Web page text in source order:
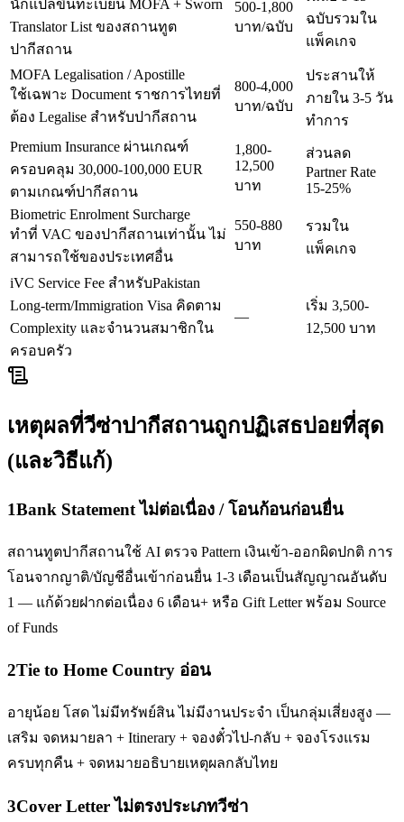
นักแปลขึ้นทะเบียน MOFA + Sworn
Translator List ของสถานทูต
ปากีสถาน
500-1,800
บาท/ฉบับ
ฉบับรวมใน
แพ็คเกจ
MOFA Legalisation / Apostille
ใช้เฉพาะ Document ราชการไทยที่
ต้อง Legalise สำหรับปากีสถาน
800-4,000
บาท/ฉบับ
ประสานให้
ภายใน 3-5 วัน
ทำการ
Premium Insurance ผ่านเกณฑ์
ครอบคลุม 30,000-100,000 EUR
ตามเกณฑ์ปากีสถาน
1,800-
12,500
บาท
ส่วนลด
Partner Rate
15-25%
Biometric Enrolment Surcharge
ทำที่ VAC ของปากีสถานเท่านั้น ไม่
สามารถใช้ของประเทศอื่น
550-880
บาท
รวมใน
แพ็คเกจ
iVC Service Fee สำหรับPakistan
Long-term/Immigration Visa คิดตาม
Complexity และจำนวนสมาชิกใน
ครอบครัว
—
เริ่ม 3,500-
12,500 บาท
เหตุผลที่วีซ่าปากีสถานถูกปฏิเสธบ่อยที่สุด
(และวิธีแก้)
1Bank Statement ไม่ต่อเนื่อง / โอนก้อนก่อนยื่น
สถานทูตปากีสถานใช้ AI ตรวจ Pattern เงินเข้า-ออกผิดปกติ การ
โอนจากญาติ/บัญชีอื่นเข้าก่อนยื่น 1-3 เดือนเป็นสัญญาณอันดับ
1 — แก้ด้วยฝากต่อเนื่อง 6 เดือน+ หรือ Gift Letter พร้อม Source
of Funds
2Tie to Home Country อ่อน
อายุน้อย โสด ไม่มีทรัพย์สิน ไม่มีงานประจำ เป็นกลุ่มเสี่ยงสูง —
เสริม จดหมายลา + Itinerary + จองตั๋วไป-กลับ + จองโรงแรม
ครบทุกคืน + จดหมายอธิบายเหตุผลกลับไทย
3Cover Letter ไม่ตรงประเภทวีซ่า